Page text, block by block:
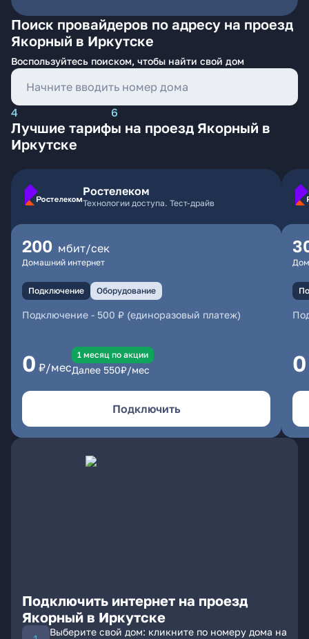
Поиск провайдеров по адресу на проезд
Якорный в Иркутске
Воспользуйтесь поиском, чтобы найти свой дом
4 6
Лучшие тарифы на проезд Якорный в
Иркутске
Ростелеком
Технологии доступа. Тест-драйв
200 мбит/сек
Домашний интернет
Подключение Оборудование
Подключение - 500 ₽ (единоразовый платеж)
0 ₽/мес
1 месяц по акции
Далее 550₽/мес
Подключить
0
Подключить интернет на проезд
Якорный в Иркутске
Выберите свой дом: кликните по номеру дома на